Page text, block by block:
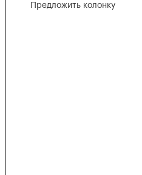
Предложить колонку